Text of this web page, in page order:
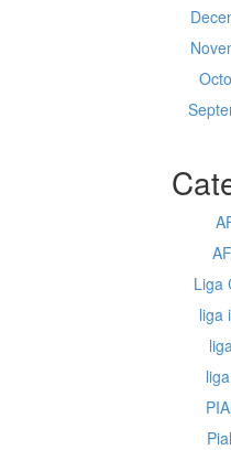
Liga
liga